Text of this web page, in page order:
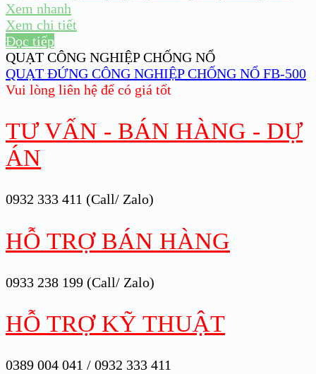
Xem nhanh
Xem chi tiết
Đọc tiếp
QUẠT CÔNG NGHIỆP CHỐNG NỔ
QUẠT ĐỨNG CÔNG NGHIỆP CHỐNG NỔ FB-500
Vui lòng liên hệ để có giá tốt
TƯ VẤN - BÁN HÀNG - DỰ
ÁN
0932 333 411 (Call/ Zalo)
HỖ TRỢ BÁN HÀNG
0933 238 199 (Call/ Zalo)
HỖ TRỢ KỸ THUẬT
0389 004 041 / 0932 333 411